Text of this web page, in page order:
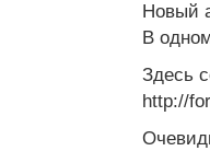
Новый
В
Здесь
http://